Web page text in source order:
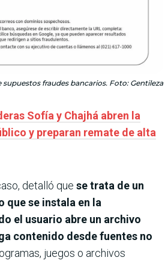
fraudes bancarios. Foto: Gentileza
Sofía y Chajhá abren la
y preparan remate de alta
detalló que se trata de un
que se instala en la
el usuario abre un archivo
contenido desde fuentes no
juegos o archivos